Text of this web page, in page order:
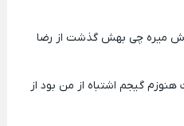
میره چی بهش گذشت از رضا
هنوزم گیجم اشتباه از من بود از